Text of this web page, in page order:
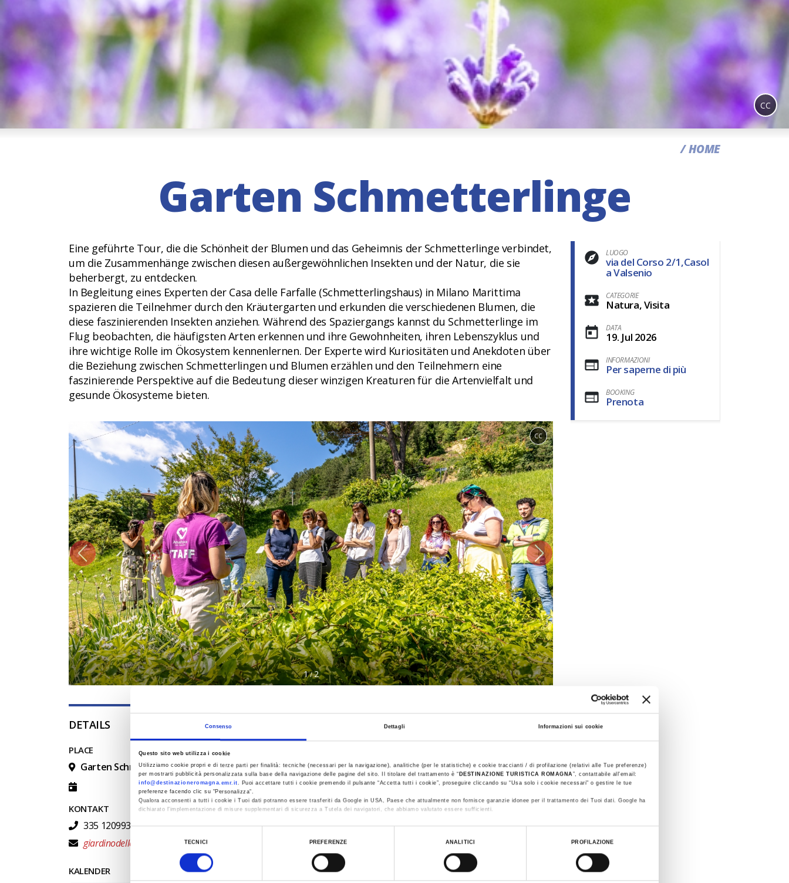
Consenso Dettagli Informazioni sui cookie
Questo sito web utilizza i cookie
Utilizziamo cookie propri e di terze parti per finalità: tecniche (necessari per la navigazione), analitiche (per le statistiche) e cookie traccianti / di profilazione (relativi alle Tue preferenze)
per mostrarti pubblicità personalizzata sulla base della navigazione delle pagine del sito. Il titolare del trattamento è “DESTINAZIONE TURISTICA ROMAGNA ”, contattabile all'email:
info@destinazioneromagna.emr.it. Puoi accettare tutti i cookie premendo il pulsante “Accetta tutti i cookie”, proseguire cliccando su “Usa solo i cookie necessari" o gestire le tue
preferenze facendo clic su “Personalizza”.
Qualora acconsenti a tutti i cookie i Tuoi dati potranno essere trasferiti da Google in USA, Paese che attualmente non fornisce garanzie idonee per il trattamento dei Tuoi dati. Google ha
dichiarato l’implementazione di misure supplementari di sicurezza a Tutela dei navigatori, che abbiamo valutato essere sufficienti.
Al fine di revocare il consenso prestato e visualizzare le informazioni complete sul trattamento dati clicca qui:Cookie Policy
del
TECNICI PREFERENZE ANALITICI PROFILAZIONE
CC
HOME
Garten Schmetterlinge
LUOGO
via del Corso 2/1,Casol
a Valsenio
CATEGORIE
Natura, Visita
DATA
19. Jul 2026
INFORMAZIONI
Per saperne di più
BOOKING
Prenota
Eine geführte Tour, die die Schönheit der Blumen und das Geheimnis der Schmetterlinge verbindet,
um die Zusammenhänge zwischen diesen außergewöhnlichen Insekten und der Natur, die sie
beherbergt, zu entdecken.
In Begleitung eines Experten der Casa delle Farfalle (Schmetterlingshaus) in Milano Marittima
spazieren die Teilnehmer durch den Kräutergarten und erkunden die verschiedenen Blumen, die
diese faszinierenden Insekten anziehen. Während des Spaziergangs kannst du Schmetterlinge im
Flug beobachten, die häufigsten Arten erkennen und ihre Gewohnheiten, ihren Lebenszyklus und
ihre wichtige Rolle im Ökosystem kennenlernen. Der Experte wird Kuriositäten und Anekdoten über
die Beziehung zwischen Schmetterlingen und Blumen erzählen und den Teilnehmern eine
faszinierende Perspektive auf die Bedeutung dieser winzigen Kreaturen für die Artenvielfalt und
gesunde Ökosysteme bieten.
CC
1/2
DETAILS
PLACE
Garten Schmetterlinge
KONTAKT
335 1209933
giardinodelleerbe@atlantide.net
KALENDER